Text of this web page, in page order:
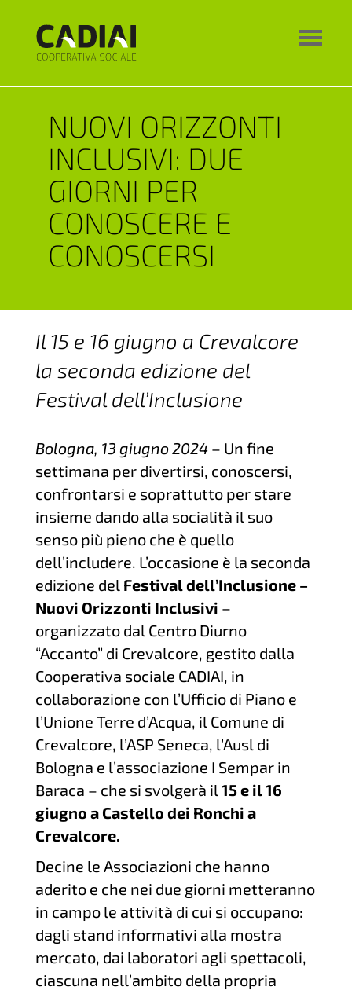
NUOVI ORIZZONTI
INCLUSIVI: DUE
GIORNI PER
CONOSCERE E
CONOSCERSI
Il 15 e 16 giugno a Crevalcore
la seconda edizione del
Festival dell’Inclusione
Bologna, 13 giugno 2024– Un fine
settimana per divertirsi, conoscersi,
confrontarsi e soprattutto per stare
insieme dando alla socialità il suo
senso più pieno che è quello
dell’includere. L’occasione è la seconda
edizione del Festival dell’Inclusione –
Nuovi Orizzonti Inclusivi –
organizzato dal Centro Diurno
“Accanto” di Crevalcore, gestito dalla
Cooperativa sociale CADIAI, in
collaborazione con l’Ufficio di Piano e
l’Unione Terre d’Acqua, il Comune di
Crevalcore, l’ASP Seneca, l’Ausl di
Bologna e l’associazione I Sempar in
Baraca – che si svolgerà il15 e il 16
giugno a Castello dei Ronchi a
Crevalcore.
Decine le Associazioni che hanno
aderito e che nei due giorni metteranno
in campo le attività di cui si occupano:
dagli stand informativi alla mostra
mercato, dai laboratori agli spettacoli,
ciascuna nell’ambito della propria